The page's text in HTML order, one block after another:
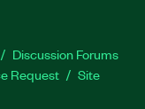
Discussion Forums
Request
Site